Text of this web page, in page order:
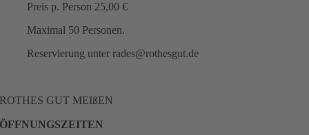
Preis p. Person 25,00 €
Maximal 50 Personen.
Reservierung unter rades@rothesgut.de
ROTHES GUT MEIßEN
ÖFFNUNGSZEITEN